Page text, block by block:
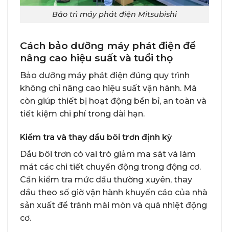
Bảo trì máy phát điện Mitsubishi
Cách bảo dưỡng máy phát điện để
nâng cao hiệu suất và tuổi thọ
Bảo dưỡng máy phát điện đúng quy trình
không chỉ nâng cao hiệu suất vận hành. Mà
còn giúp thiết bị hoạt động bền bỉ, an toàn và
tiết kiệm chi phí trong dài hạn.
Kiểm tra và thay dầu bôi trơn định kỳ
Dầu bôi trơn có vai trò giảm ma sát và làm
mát các chi tiết chuyển động trong động cơ.
Cần kiểm tra mức dầu thường xuyên, thay
dầu theo số giờ vận hành khuyến cáo của nhà
sản xuất để tránh mài mòn và quá nhiệt động
cơ.